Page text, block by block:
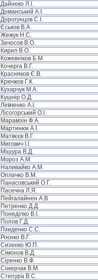
Дайнеко Л.І.
Доманський А.І.
Дорогунцов С.І.
Єськов В.А.
Жежук Н.С.
Зачосов В.О.
Кирил В.О.
Кожевніков Б.М.
Кочерга В.Г.
Красняков Є.В.
Крючков Г.К.
Кухарчук М.А.
Кушнір О.Д.
Левченко А.І.
Лісогорський О.І.
Марамзін Ф.А.
Мартинюк А.І.
Матвєєв В.Г.
Мигович І.І.
Мішура В.Д.
Мороз А.М.
Наливайко А.М.
Оплачко В.М.
Панасовський О.Г.
Пасечна Л.Я.
Пейгалайнен А.В.
Петренко Д.Д.
Понеділко В.І.
Попов Г.Д.
Пхиденко С.С.
Роєнко В.Г.
Сизенко Ю.П.
Сімонов В.Д.
Сіренко В.Ф.
Сокерчак В.М.
Степура В.С.